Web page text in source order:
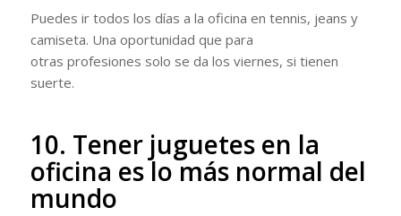
Puedes ir todos los días a la oficina en tennis, jeans y
camiseta. Una oportunidad que para
otras profesiones solo se da los viernes, si tienen
suerte.
10. Tener juguetes en la
oficina es lo más normal del
mundo